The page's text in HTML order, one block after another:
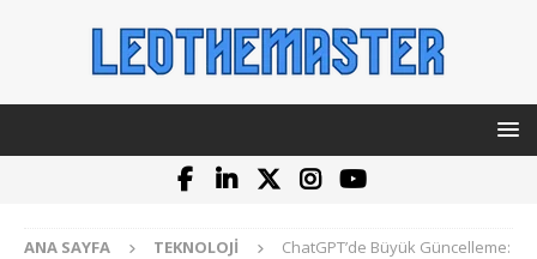
ANA SAYFA TEKNOLOJI
ChatGPT’de Büyük Güncelleme: